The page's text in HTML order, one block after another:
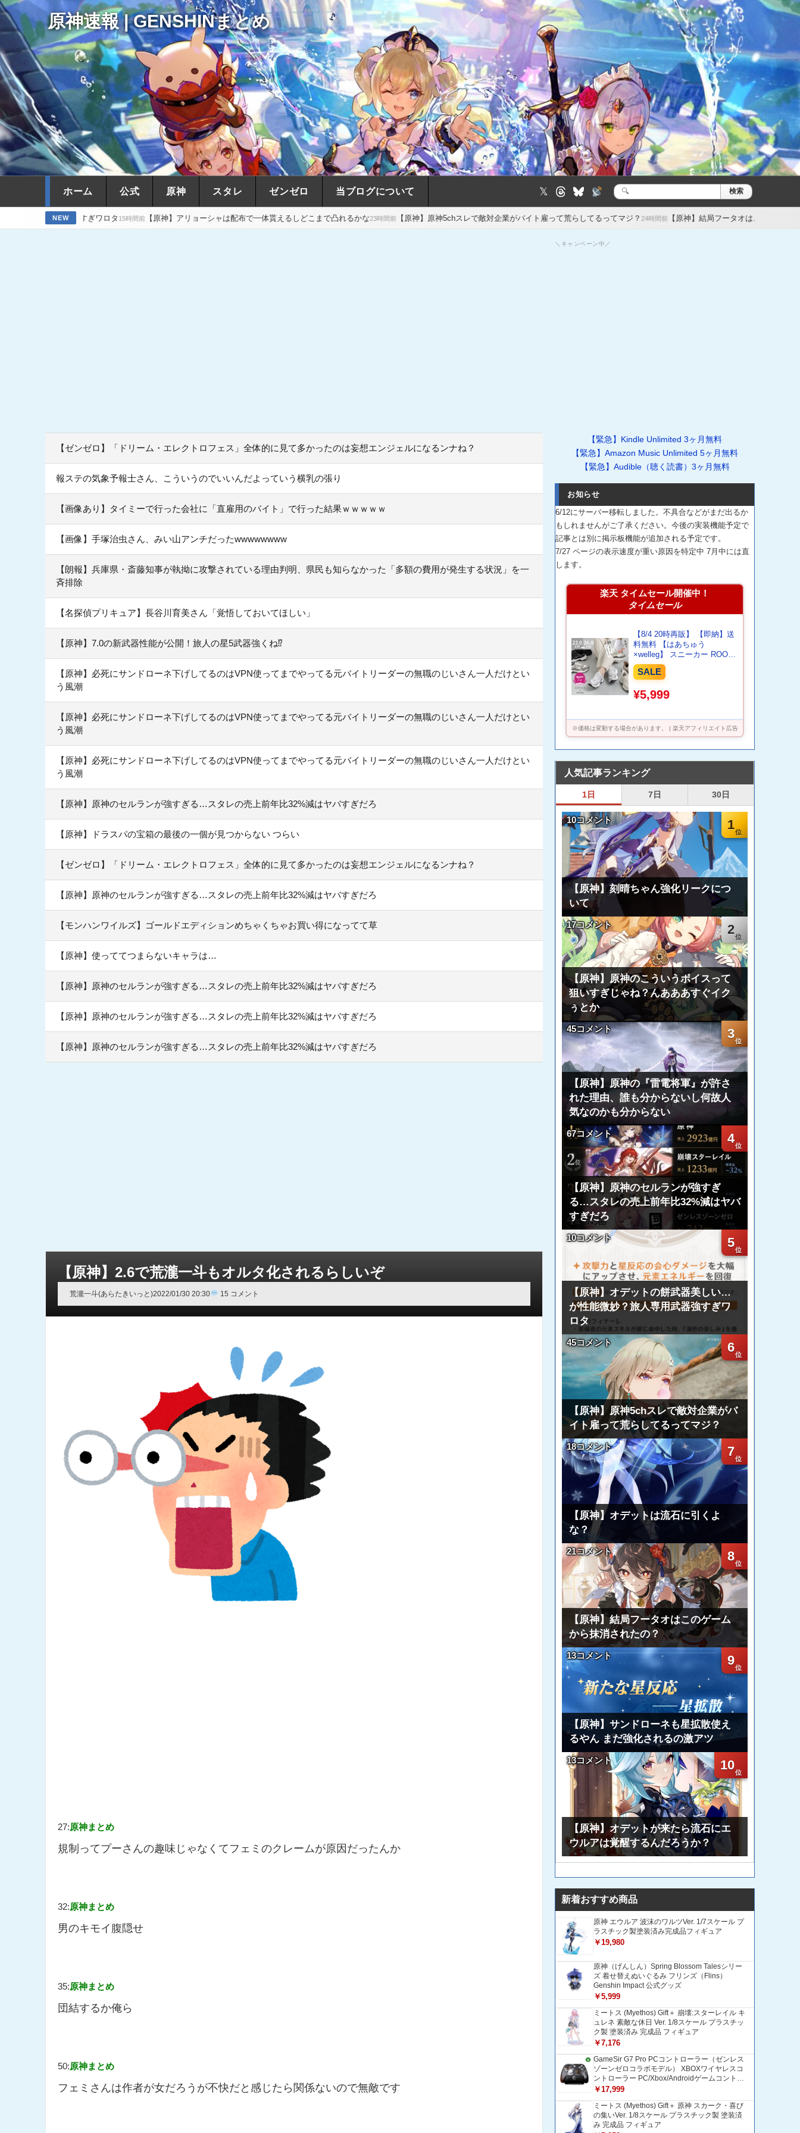
原神速報 | GENSHINまとめ
ホーム 公式 原神 スタレ ゼンゼロ 当ブログについて 𝕏
検
検索
NEW
15時間前 【原神】アリョーシャは配布で一体貰えるしどこまで凸れるかな23時間前【原神】原神5chスレで敵対企業がバイト雇って荒らしてるってマジ？24時間前【原神】結局フータオはこのゲームから抹消されたの？
【ゼンゼロ】「ドリーム・エレクトロフェス」全体的に見て多かったのは妄想エンジェルになるンナね？
報ステの気象予報士さん、こういうのでいいんだよっていう横乳の張り
【画像あり】タイミーで行った会社に「直雇用のバイト」で行った結果ｗｗｗｗｗ
【画像】手塚治虫さん、みい山アンチだったwwwwwwww
【朗報】兵庫県・斎藤知事が執拗に攻撃されている理由判明、県民も知らなかった「多額の費用が発生する状況」を一
斉排除
【名探偵プリキュア】長谷川育美さん「覚悟しておいてほしい」
【原神】7.0の新武器性能が公開！旅人の星5武器強くね⁉
【原神】必死にサンドローネ下げしてるのはVPN使ってまでやってる元バイトリーダーの無職のじいさん一人だけとい
う風潮
【原神】必死にサンドローネ下げしてるのはVPN使ってまでやってる元バイトリーダーの無職のじいさん一人だけとい
う風潮
【原神】必死にサンドローネ下げしてるのはVPN使ってまでやってる元バイトリーダーの無職のじいさん一人だけとい
う風潮
【原神】原神のセルランが強すぎる…スタレの売上前年比32%減はヤバすぎだろ
【原神】ドラスパの宝箱の最後の一個が見つからない つらい
【ゼンゼロ】「ドリーム・エレクトロフェス」全体的に見て多かったのは妄想エンジェルになるンナね？
【原神】原神のセルランが強すぎる…スタレの売上前年比32%減はヤバすぎだろ
【モンハンワイルズ】ゴールドエディションめちゃくちゃお買い得になってて草
【原神】使っててつまらないキャラは…
【原神】原神のセルランが強すぎる…スタレの売上前年比32%減はヤバすぎだろ
【原神】原神のセルランが強すぎる…スタレの売上前年比32%減はヤバすぎだろ
【原神】原神のセルランが強すぎる…スタレの売上前年比32%減はヤバすぎだろ
【原神】2.6で荒瀧一斗もオルタ化されるらしいぞ
荒瀧一斗(あらたきいっと)2022/01/30 20:30 15 コメント
27:原神まとめ
規制ってプーさんの趣味じゃなくてフェミのクレームが原因だったんか
32:原神まとめ
男のキモイ腹隠せ
35:原神まとめ
団結するか俺ら
50:原神まとめ
フェミさんは作者が女だろうが不快だと感じたら関係ないので無敵です
＼キャンペーン中／
【緊急】Kindle Unlimited 3ヶ月無料
【緊急】Amazon Music Unlimited 5ヶ月無料
【緊急】Audible（聴く読書）3ヶ月無料
お知らせ
6/12にサーバー移転しました。不具合などがまだ出るか
もしれませんがご了承ください。今後の実装機能予定で
記事とは別に掲示板機能が追加される予定です。
7/27 ページの表示速度が重い原因を特定中 7月中には直
します。
楽天 タイムセール開催中！
タイムセール
【8/4 20時再販】 【即納】送
料無料 【はあちゅう
×welleg】 スニーカー ROOM
コラボ スリッポン レディー
ス ハンズフリー 手を使わず
に履ける 立ったまま履ける
痛くない 反射材 ウォーキン
SALE
¥5,999
※価格は変動する場合があります。 | 楽天アフィリエイト広告
人気記事ランキング
1日 7日 30日
1
10コメント
【原神】刻晴ちゃん強化リークにつ
いて
2
17コメント
【原神】原神のこういうボイスって
狙いすぎじゃね？んあああすぐイク
ぅとか
3
45コメント
【原神】原神の『雷電将軍』が許さ
れた理由、誰も分からないし何故人
気なのかも分からない
4
67コメント
【原神】原神のセルランが強すぎ
る…スタレの売上前年比32%減はヤバ
すぎだろ
5
10コメント
【原神】オデットの餅武器美しい…
が性能微妙？旅人専用武器強すぎワ
ロタ
6
45コメント
【原神】原神5chスレで敵対企業がバ
イト雇って荒らしてるってマジ？
7
18コメント
【原神】オデットは流石に引くよ
な？
8
21コメント
【原神】結局フータオはこのゲーム
から抹消されたの？
9
13コメント
【原神】サンドローネも星拡散使え
るやん まだ強化されるの激アツ
10
13コメント
【原神】オデットが来たら流石にエ
ウルアは覚醒するんだろうか？
新着おすすめ商品
原神 エウルア 波沫のワルツVer. 1/7スケール プ
ラスチック製塗装済み完成品フィギュア
￥19,980
原神（げんしん）Spring Blossom Talesシリー
ズ 着せ替えぬいぐるみ フリンズ（Flins）
Genshin Impact 公式グッズ
￥5,999
ミートス (Myethos) Gift＋ 崩壊:スターレイル キ
ュレネ 素敵な休日 Ver. 1/8スケール プラスチッ
ク製 塗装済み 完成品 フィギュア
￥7,176
GameSir G7 Pro PCコントローラー（ゼンレス
ゾーンゼロコラボモデル） XBOXワイヤレスコ
ントローラー PC/Xbox/Androidゲームコントロ
ーラー 1200mAH大容量バッテリー TMRホール
コントローラー 追加ボタン＆トリガー/グリップ
振動モーター搭載 トリガーストップ＆背面ボタ
ンロック付きゲームパッド 光学式マイクロスイ
￥17,999
ミートス (Myethos) Gift＋ 原神 スカーク・喜び
の集いVer. 1/8スケール プラスチック製 塗装済
み 完成品 フィギュア